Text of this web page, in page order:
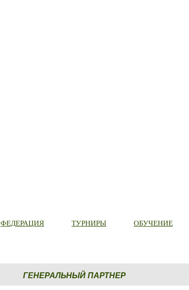
ФЕДЕРАЦИЯ ТУРНИРЫ ОБУЧЕНИЕ
ГЕНЕРАЛЬНЫЙ ПАРТНЕР